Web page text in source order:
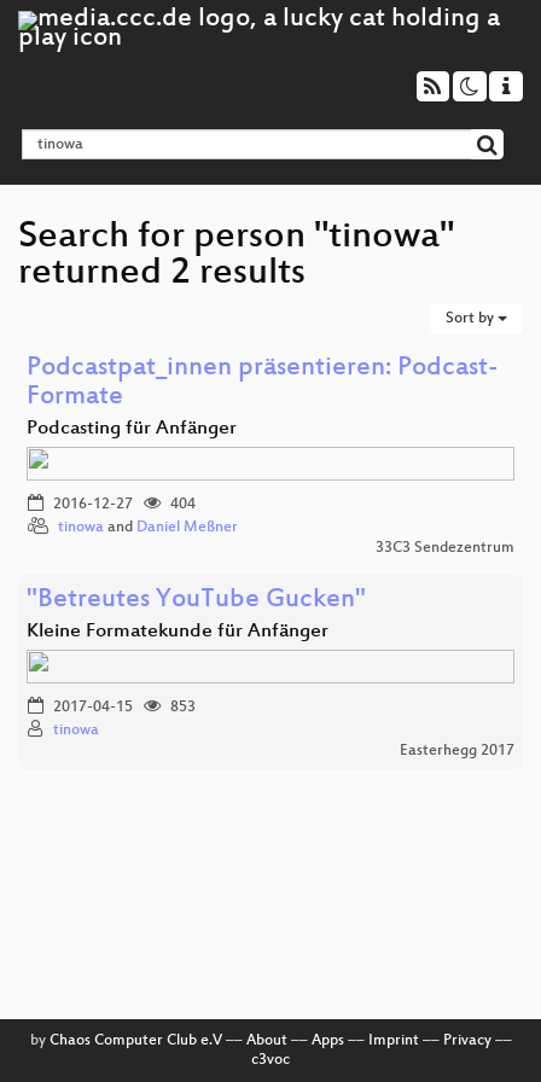
Search for person "tinowa"
returned 2 results
Sort by
Podcastpat_innen präsentieren: Podcast-
Formate
Podcasting für Anfänger
2016-12-27
404
tinowa and Daniel Meßner
33C3 Sendezentrum
"Betreutes YouTube Gucken"
Kleine Formatekunde für Anfänger
2017-04-15
853
tinowa
Easterhegg 2017
by Chaos Computer Club e.V–– About–– Apps–– Imprint–– Privacy––
c3voc